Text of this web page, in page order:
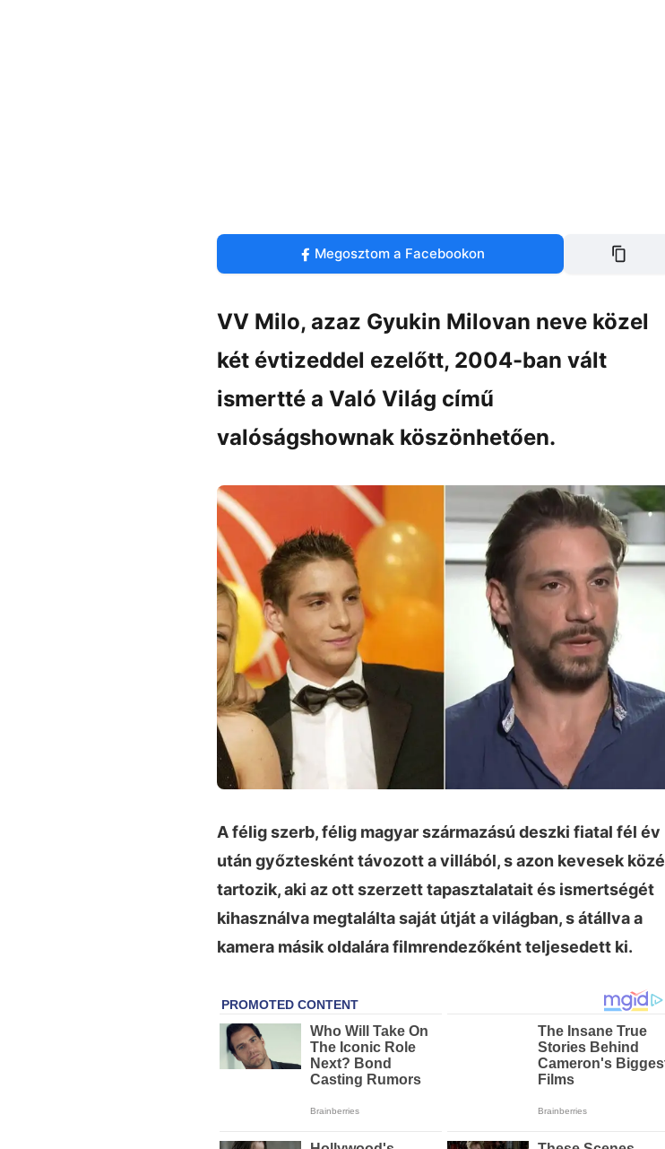
Megosztom a Facebookon
VV Milo, azaz Gyukin Milovan neve közel
két évtizeddel ezelőtt, 2004-ban vált
ismertté a Való Világ című
valóságshownak köszönhetően.
A félig szerb, félig magyar származású deszki fiatal fél év
után győztesként távozott a villából, s azon kevesek közé
tartozik, aki az ott szerzett tapasztalatait és ismertségét
kihasználva megtalálta saját útját a világban, s átállva a
kamera másik oldalára filmrendezőként teljesedett ki.